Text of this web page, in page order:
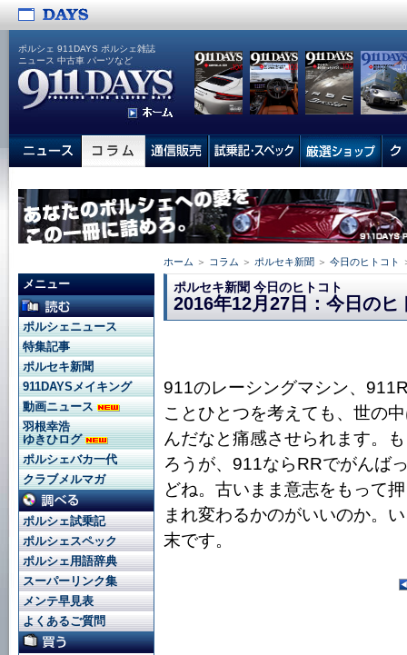
ポルシェ 911DAYS ポルシェ雑誌
ニュース 中古車 パーツなど
ホーム ＞ コラム ＞ ポルセキ新聞 ＞ 今日のヒトコト
ポルセキ新聞 今日のヒトコト
2016年12月27日：今日のヒ
911のレーシングマシン、
ことひとつを考えても、世の
んだなと痛感させられます。
ろうが、911ならRRでがんば
どね。古いまま意志をもって
まれ変わるかのがいいのか。
末です。
メニュー
ポルシェニュース
特集記事
ポルセキ新聞
911DAYSメイキング
動画ニュース
羽根幸浩
ゆきひログ
ポルシェバカ一代
クラブメルマガ
ポルシェ試乗記
ポルシェスペック
ポルシェ用語辞典
スーパーリンク集
メンテ早見表
よくあるご質問